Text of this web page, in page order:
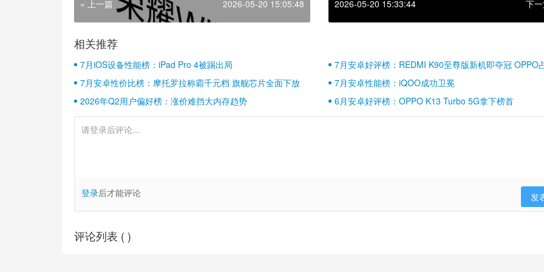
« 上一篇 2026-05-20 15:05:48 2026-05-20 15:33:44 下
相关推荐
7月iOS设备性能榜：iPad Pro 4被踢出局
7月安卓好评榜：REDMI K90至尊版新机即夺冠 OPPO
壁江山
7月安卓性价比榜：摩托罗拉称霸千元档 旗舰芯片全面下放
7月安卓性能榜：iQOO成功卫冕
2026年Q2用户偏好榜：涨价难挡大内存趋势
6月安卓好评榜：OPPO K13 Turbo 5G拿下榜首
登录后才能评论 发
评论列表 ( )